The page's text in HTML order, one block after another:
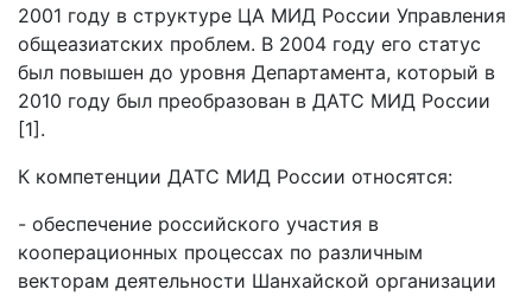
2001 году в структуре ЦА МИД России Управления
общеазиатских проблем. В 2004 году его статус
был повышен до уровня Департамента, который в
2010 году был преобразован в ДАТС МИД России
[1].
К компетенции ДАТС МИД России относятся:
- обеспечение российского участия в
кооперационных процессах по различным
векторам деятельности Шанхайской организации